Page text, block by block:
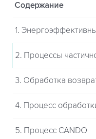
Содержание
1.
2. Процессы
5. Процесс CANDO